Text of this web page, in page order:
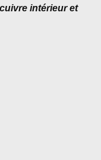
intérieur et